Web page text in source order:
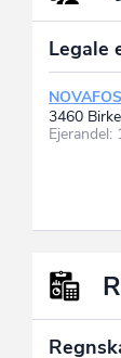
Legale
3460
Ejerandel: